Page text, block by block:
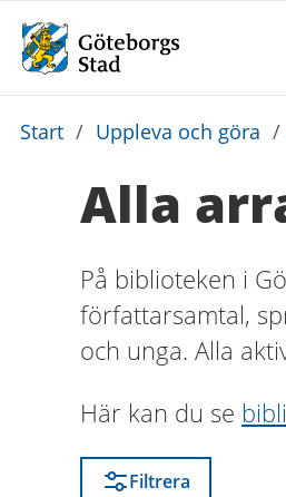
Du
Start / Uppleva och göra /
Alla
På biblioteken i
författarsamtal,
och unga. Alla
Här kan du se
Filtrera